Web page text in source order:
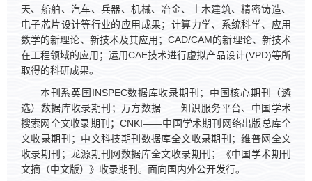
天、船舶、汽车、兵器、机械、冶金、土木建筑、精密铸造、
电子芯片设计等行业的应用成果；计算力学、系统科学、应用
数学的新理论、新技术及其应用；CAD/CAM的新理论、新技术
在工程领域的应用；运用CAE技术进行虚拟产品设计(VPD)等所
取得的科研成果。
本刊系英国INSPEC数据库收录期刊；中国核心期刊（遴
选）数据库收录期刊；万方数据——知识服务平台、中国学术
搜索网全文收录期刊；CNKI——中国学术期刊网络出版总库全
文收录期刊；中文科技期刊数据库全文收录期刊；维普网全文
收录期刊；龙源期刊网数据库全文收录期刊；《中国学术期刊
文摘（中文版）》收录期刊。面向国内外公开发行。